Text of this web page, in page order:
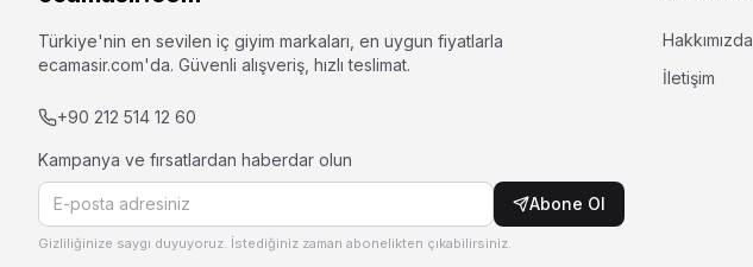
Türkiye'nin en sevilen iç giyim markaları, en uygun fiyatlarla
ecamasir.com'da. Güvenli alışveriş, hızlı teslimat.
+90 212 514 12 60
Kampanya ve fırsatlardan haberdar olun
Abone Ol
Gizliliğinize saygı duyuyoruz. İstediğiniz zaman abonelikten çıkabilirsiniz.
Hakkımızda
İletişim